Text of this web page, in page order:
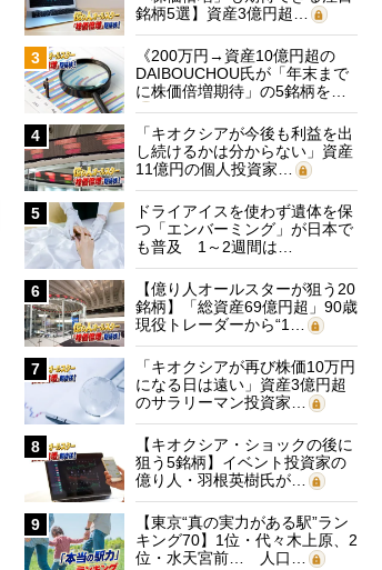
銘柄5選】資産3億円超…
3
《200万円→資産10億円超の
DAIBOUCHOU氏が「年末まで
に株価倍増期待」の5銘柄を…
4
「キオクシアが今後も利益を出
し続けるかは分からない」資産
11億円の個人投資家…
5
ドライアイスを使わず遺体を保
つ「エンバーミング」が日本で
も普及 1～2週間は…
6
【億り人オールスターが狙う20
銘柄】「総資産69億円超」90歳
現役トレーダーから“1…
7
「キオクシアが再び株価10万円
になる日は遠い」資産3億円超
のサラリーマン投資家…
8
【キオクシア・ショックの後に
狙う5銘柄】イベント投資家の
億り人・羽根英樹氏が…
9
【東京“真の実力がある駅”ラン
キング70】1位・代々木上原、2
位・水天宮前… 人口…